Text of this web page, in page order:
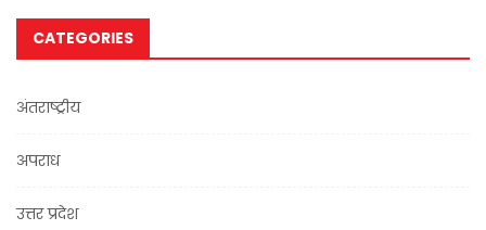
CATEGORIES
अंतराष्ट्रीय
अपराध
उत्तर प्रदेश